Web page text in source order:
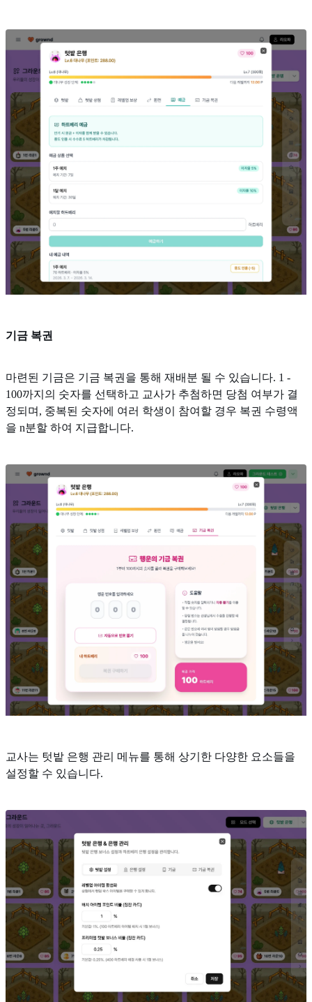
기금 복권
마련된 기금은 기금 복권을 통해 재배분 될 수 있습니다. 1 -
100까지의 숫자를 선택하고 교사가 추첨하면 당첨 여부가 결
정되며, 중복된 숫자에 여러 학생이 참여할 경우 복권 수령액
을 n분할 하여 지급합니다.
교사는 텃밭 은행 관리 메뉴를 통해 상기한 다양한 요소들을
설정할 수 있습니다.